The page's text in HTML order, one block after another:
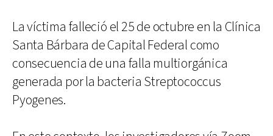
La víctima falleció el 25 de octubre en la Clínica
Santa Bárbara de Capital Federal como
consecuencia de una falla multiorgánica
generada por la bacteria Streptococcus
Pyogenes.